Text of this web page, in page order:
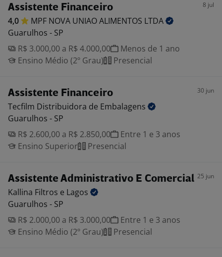
Assistente Financeiro 8 jul
4,0 MPF NOVA UNIAO ALIMENTOS LTDA
Guarulhos - SP
R$ 3.000,00 a R$ 4.000,00
Menos de 1 ano
Ensino Médio (2º Grau)
Presencial
Assistente Financeiro 30 jun
Tecfilm Distribuidora de Embalagens
Guarulhos - SP
R$ 2.600,00 a R$ 2.850,00
Entre 1 e 3 anos
Ensino Superior
Presencial
Assistente Administrativo E Comercial 25 jun
Kallina Filtros e Lagos
Guarulhos - SP
R$ 2.000,00 a R$ 3.000,00
Entre 1 e 3 anos
Ensino Médio (2º Grau)
Presencial